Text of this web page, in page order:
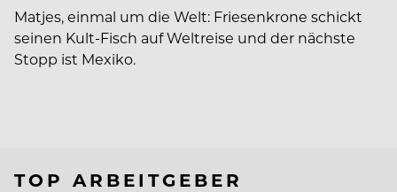
Matjes, einmal um die Welt: Friesenkrone schickt
seinen Kult-Fisch auf Weltreise und der nächste
Stopp ist Mexiko.
TOP ARBEITGEBER